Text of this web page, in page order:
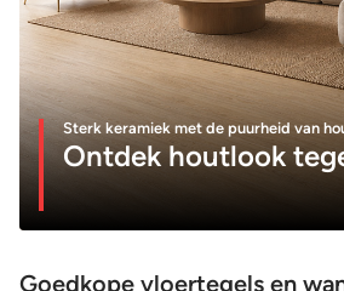
Sterk keramiek met de puurheid van
Ontdek houtlook
Goedkope vloertegels en